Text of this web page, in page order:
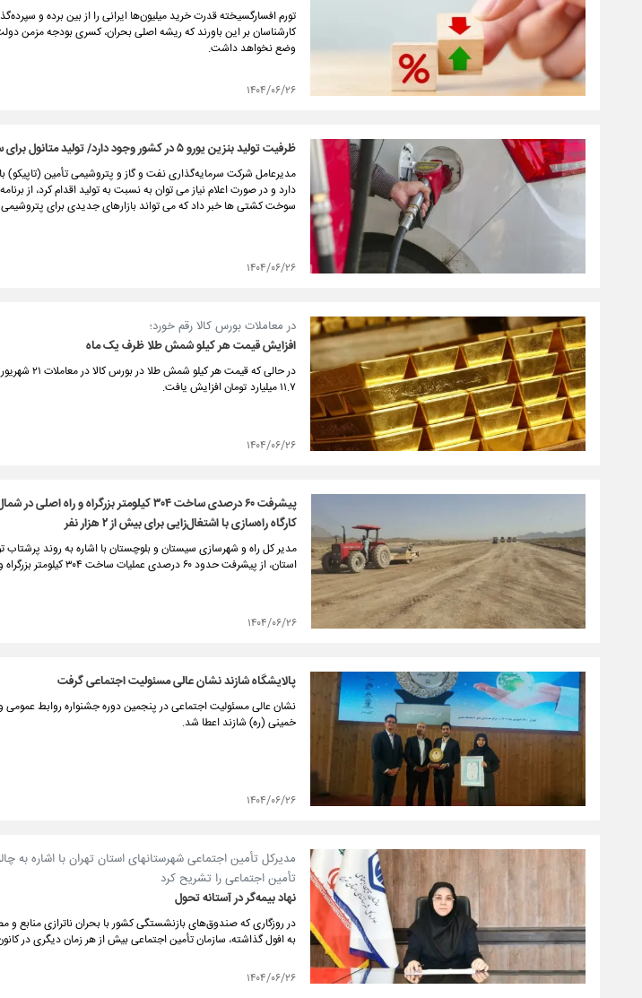
تورم افسارگسیخته قدرت خرید میلیون‌ها ایرانی را از بین برده و
کارشناسان بر این باورند که ریشه اصلی بحران، کسری بودجه مزمن
وضع نخواهد داشت.
۱۴۰۴/۰۶/۲۶
ظرفیت تولید بنزین یورو ۵ در کشور وجود دارد/ تولید متانول برای سوخت کشتی
دارد و در صورت اعلام نیاز می توان به نسبت به تولید اقدام کرد، از
سوخت کشتی ها خبر داد که می تواند بازارهای جدیدی برای پتروشیمی
۱۴۰۴/۰۶/۲۶
در معاملات بورس کالا رقم خورد؛
افزایش قیمت هر کیلو شمش طلا ظرف یک ماه
۱۱.۷ میلیارد تومان افزایش یافت.
۱۴۰۴/۰۶/۲۶
کارگاه راه‌سازی با اشتغال‌زایی برای بیش از ۲ هزار نفر
مدیر کل راه و شهرسازی سیستان و بلوچستان با اشاره به روند
استان، از پیشرفت حدود ۶۰ درصدی عملیات ساخت ۳۰۴ کیلومتر بزرگراه و راه اصلی خبر داد.
۱۴۰۴/۰۶/۲۶
پالایشگاه شازند نشان عالی مسئولیت‌ اجتماعی گرفت
نشان عالی مسئولیت اجتماعی در پنجمین دوره جشنواره روابط
خمینی (ره) شازند اعطا شد.
۱۴۰۴/۰۶/۲۶
مدیرکل تأمین اجتماعی شهرستانهای استان تهران با اشاره
تأمین اجتماعی را تشریح کرد
نهاد بیمه‌گر در آستانه تحول
در روزگاری که صندوق‌های بازنشستگی کشور با بحران ناترازی منابع و
به افول گذاشته، سازمان تأمین اجتماعی بیش از هر زمان دیگری در
۱۴۰۴/۰۶/۲۶